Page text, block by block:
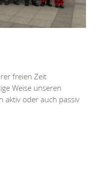
freien Zeit
Weise unseren
aktiv oder auch passiv